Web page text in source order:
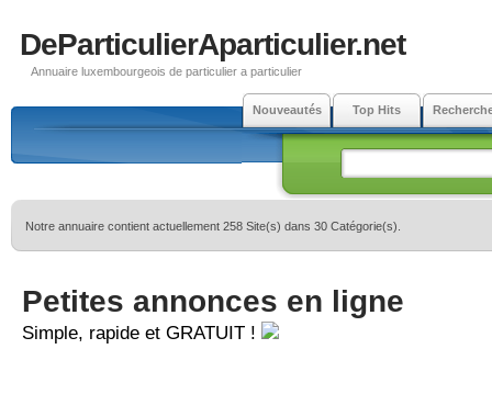
DeParticulierAparticulier.net
Annuaire luxembourgeois de particulier a particulier
Nouveautés Top Hits
Notre annuaire contient actuellement 258 Site(s) dans 30 Catégorie(s).
Petites annonces en ligne
Simple, rapide et GRATUIT !